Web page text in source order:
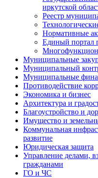
иркутской
Реестр
Нормативные
Единый портал
Муниципальные
Муниципальный
Муниципальные
Противодействие
Экономика и бизнес
Архитектура и
Благоустройство и
Имущество и
Коммунальная
развитие
Юридическая защита
Управление делами,
гражданами
ГО и ЧС